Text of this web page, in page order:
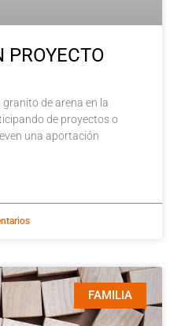
PROYECTO
de arena en la
de proyectos o
una aportación
FAMILIA